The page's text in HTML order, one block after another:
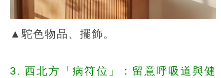
▲駝色物品、擺飾。
3. 西北方「病符位」：留意呼吸道與健